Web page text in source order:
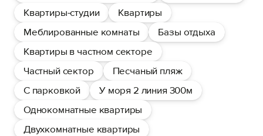
Квартиры-студии
Квартиры
Меблированные комнаты
Базы отдыха
Квартиры в частном секторе
Частный сектор
Песчаный пляж
С парковкой
У моря 2 линия 300м
Однокомнатные квартиры
Двухкомнатные квартиры